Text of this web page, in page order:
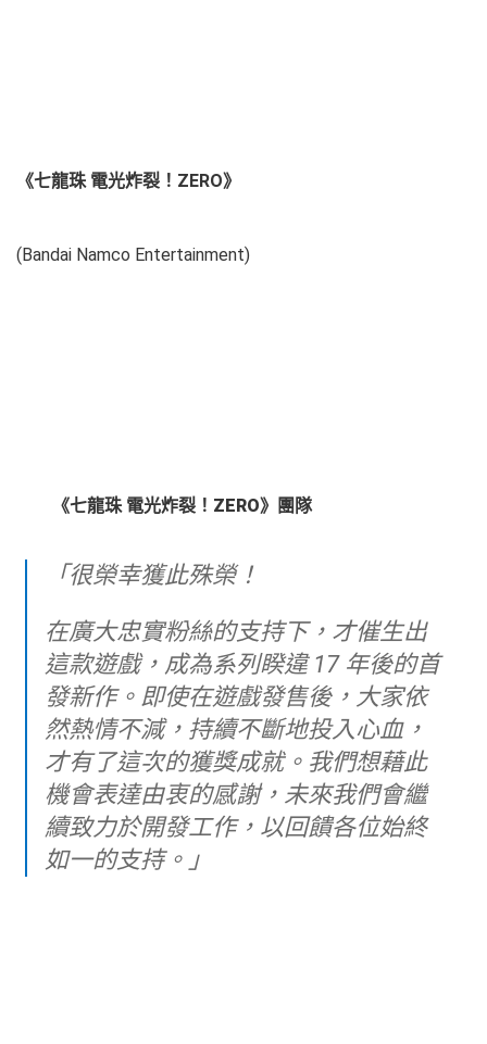
《七龍珠 電光炸裂！ZERO》
(Bandai Namco Entertainment)
《七龍珠 電光炸裂！ZERO》團隊
「很榮幸獲此殊榮！
在廣大忠實粉絲的支持下，才催生出
這款遊戲，成為系列睽違 17 年後的首
發新作。即使在遊戲發售後，大家依
然熱情不減，持續不斷地投入心血，
才有了這次的獲獎成就。我們想藉此
機會表達由衷的感謝，未來我們會繼
續致力於開發工作，以回饋各位始終
如一的支持。」